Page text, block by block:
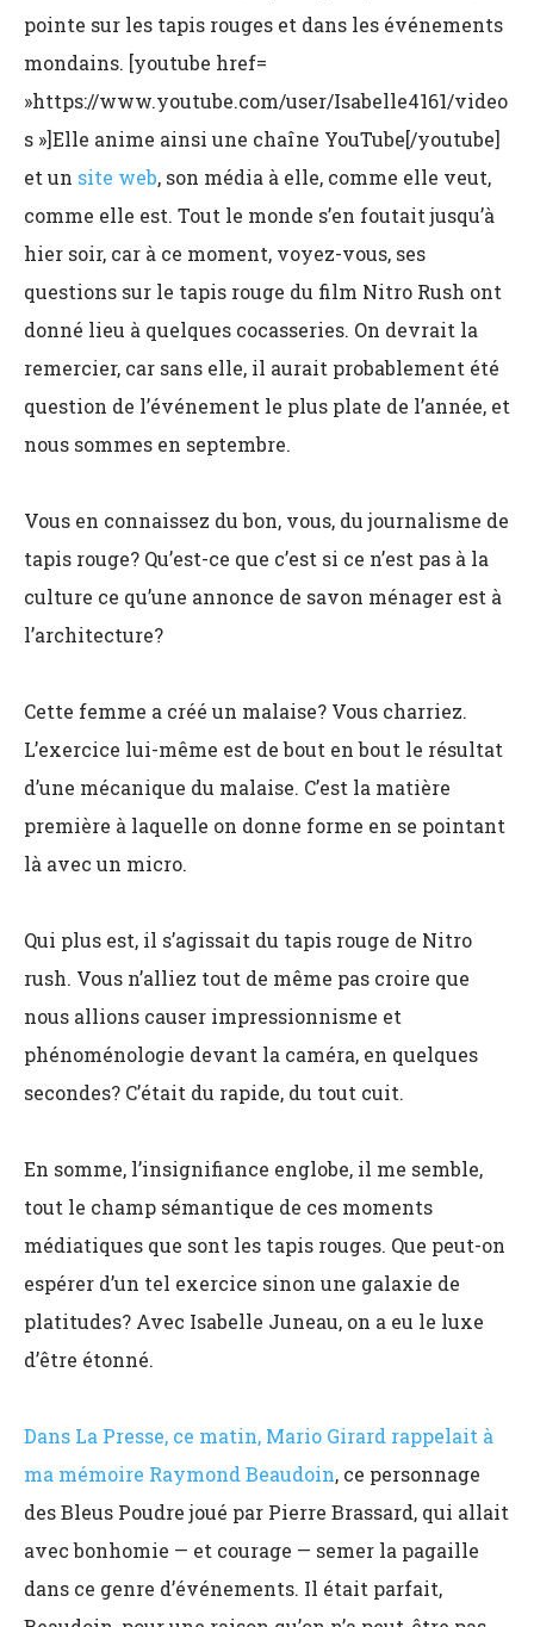
pointe sur les tapis rouges et dans les événements
mondains. [youtube href=
»https://www.youtube.com/user/Isabelle4161/video
s »]Elle anime ainsi une chaîne YouTube[/youtube]
et un site web, son média à elle, comme elle veut,
comme elle est. Tout le monde s’en foutait jusqu’à
hier soir, car à ce moment, voyez-vous, ses
questions sur le tapis rouge du film Nitro Rush ont
donné lieu à quelques cocasseries. On devrait la
remercier, car sans elle, il aurait probablement été
question de l’événement le plus plate de l’année, et
nous sommes en septembre.
Vous en connaissez du bon, vous, du journalisme de
tapis rouge? Qu’est-ce que c’est si ce n’est pas à la
culture ce qu’une annonce de savon ménager est à
l’architecture?
Cette femme a créé un malaise? Vous charriez.
L’exercice lui-même est de bout en bout le résultat
d’une mécanique du malaise. C’est la matière
première à laquelle on donne forme en se pointant
là avec un micro.
Qui plus est, il s’agissait du tapis rouge de Nitro
rush. Vous n’alliez tout de même pas croire que
nous allions causer impressionnisme et
phénoménologie devant la caméra, en quelques
secondes? C’était du rapide, du tout cuit.
En somme, l’insignifiance englobe, il me semble,
tout le champ sémantique de ces moments
médiatiques que sont les tapis rouges. Que peut-on
espérer d’un tel exercice sinon une galaxie de
platitudes? Avec Isabelle Juneau, on a eu le luxe
d’être étonné.
Dans La Presse, ce matin, Mario Girard rappelait à
ma mémoire Raymond Beaudoin, ce personnage
des Bleus Poudre joué par Pierre Brassard, qui allait
avec bonhomie — et courage — semer la pagaille
dans ce genre d’événements. Il était parfait,